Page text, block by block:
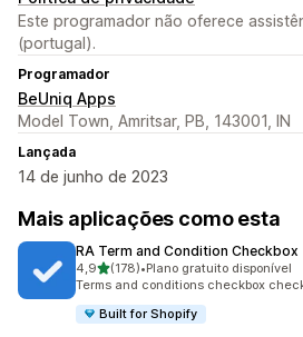
Este programador não oferece
(portugal).
Programador
BeUniq Apps
Model Town, Amritsar, PB, 143001, IN
Lançada
14 de junho de 2023
Mais aplicações como esta
RA Term and Condition Checkbox
4,9de 5 estrelas
(178)
178 total de avaliações
•Plano gratuito disponível
Terms and conditions checkbox
Built for Shopify